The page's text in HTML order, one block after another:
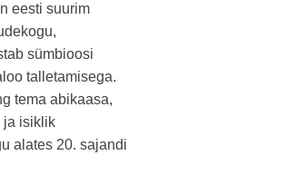
eesti suurim
sümbioosi
talletamisega.
tema abikaasa,
ja isiklik
alates 20. sajandi